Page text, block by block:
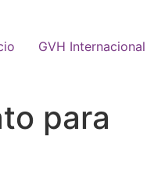
GVH Internacional
para